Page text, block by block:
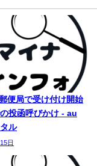
便局で受け付け開始
投函呼びかけ - au
ル
日